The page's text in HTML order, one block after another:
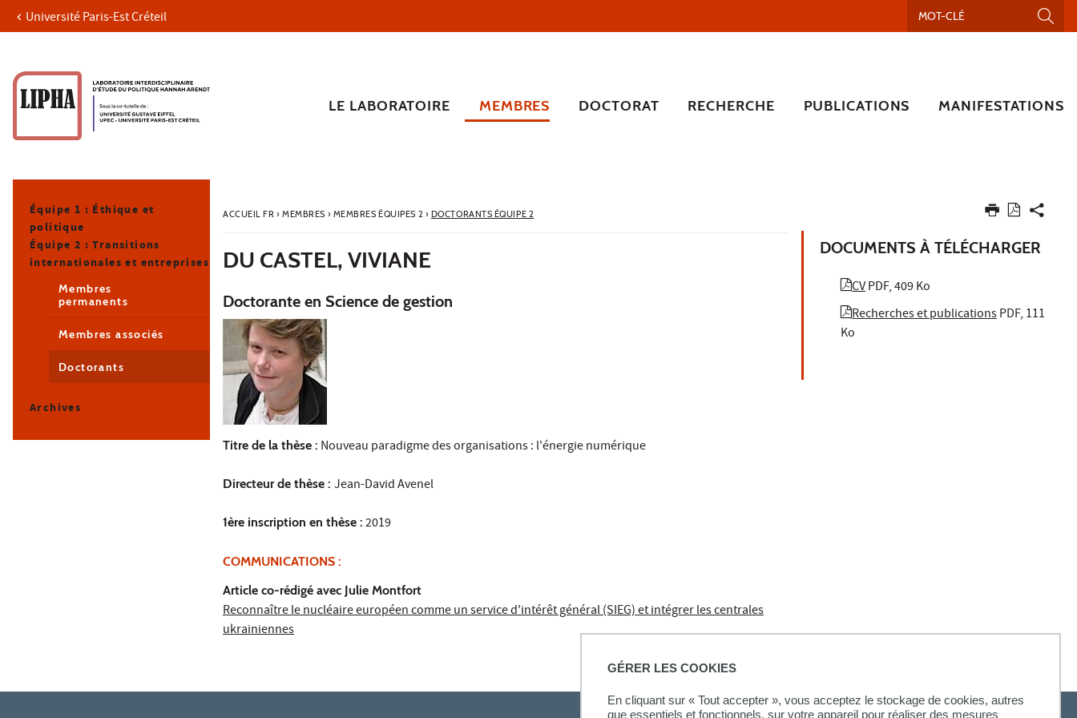
GÉRER LES COOKIES
En cliquant sur « Tout accepter », vous acceptez le stockage de cookies, autres
que essentiels et fonctionnels, sur votre appareil pour réaliser des mesures
Aller au contenu
Recherche
Navigation secondaire
Université Paris-Est Créteil
LE LABORATOIRE MEMBRES DOCTORAT RECHERCHE PUBLICATIONS MANIFESTATIONS
ACCUEIL FR› MEMBRES › MEMBRES ÉQUIPES 2 › DOCTORANTS ÉQUIPE 2
DU CASTEL, VIVIANE
Doctorante en Science de gestion
Titre de la thèse : Nouveau paradigme des organisations : l'énergie numérique
Directeur de thèse : Jean-David Avenel
1ère inscription en thèse : 2019
COMMUNICATIONS :
Article co-rédigé avec Julie Montfort
Reconnaître le nucléaire européen comme un service d'intérêt général (SIEG) et intégrer les centrales
ukrainiennes
DOCUMENTS À TÉLÉCHARGER
CVPDF, 409 Ko
Recherches et publicationsPDF, 111
Ko
Équipe 1 : Éthique et
politique
Équipe 2 : Transitions
internationales et entreprises
Membres
permanents
Membres associés
Doctorants
Archives